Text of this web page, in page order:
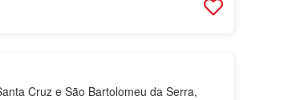
Cruz e São Bartolomeu da Serra,